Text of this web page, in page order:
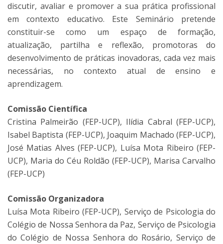
discutir, avaliar e promover a sua prática profissional
em contexto educativo. Este Seminário pretende
constituir-se como um espaço de formação,
atualização, partilha e reflexão, promotoras do
desenvolvimento de práticas inovadoras, cada vez mais
necessárias, no contexto atual de ensino e
aprendizagem.
Comissão Científica
Cristina Palmeirão (FEP-UCP), Ilídia Cabral (FEP-UCP),
Isabel Baptista (FEP-UCP), Joaquim Machado (FEP-UCP),
José Matias Alves (FEP-UCP), Luísa Mota Ribeiro (FEP-
UCP), Maria do Céu Roldão (FEP-UCP), Marisa Carvalho
(FEP-UCP)
Comissão Organizadora
Luísa Mota Ribeiro (FEP-UCP), Serviço de Psicologia do
Colégio de Nossa Senhora da Paz, Serviço de Psicologia
do Colégio de Nossa Senhora do Rosário, Serviço de